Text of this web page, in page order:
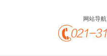
网站导航